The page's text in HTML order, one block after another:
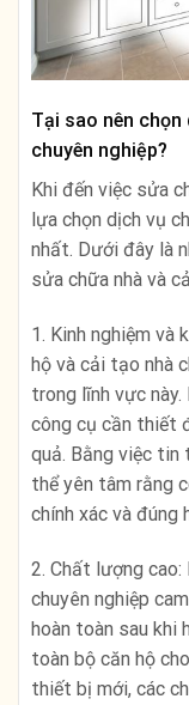
Tại sao nên
chuyên nghiệp?
Khi đến việc sửa
lựa chọn dịch vụ
nhất. Dưới đây là
sửa chữa nhà và
1. Kinh nghiệm và
hộ và cải tạo nhà
trong lĩnh vực này.
công cụ cần thiết
quả. Bằng việc tin
thể yên tâm rằng
chính xác và đúng
2. Chất lượng cao:
chuyên nghiệp
hoàn toàn sau khi
toàn bộ căn hộ
thiết bị mới, các